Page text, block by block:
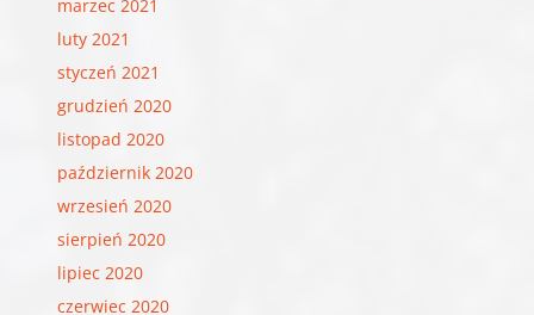
marzec 2021
luty 2021
styczeń 2021
grudzień 2020
listopad 2020
październik 2020
wrzesień 2020
sierpień 2020
lipiec 2020
czerwiec 2020